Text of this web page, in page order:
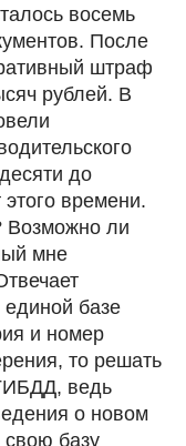
восемь
После
штраф
рублей. В
до
времени.
Возможно ли
мне
базе
и номер
то решать
ведь
о новом
свою базу